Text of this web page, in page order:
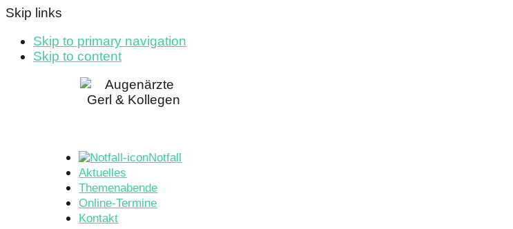
Skip links
Skip to primary navigation
Skip to content
Notfall
Aktuelles
Themenabende
Online-Termine
Kontakt